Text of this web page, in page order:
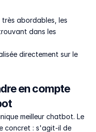
abordables, les
dans les
directement sur le
en compte
meilleur chatbot. Le
concret : s'agit-il de